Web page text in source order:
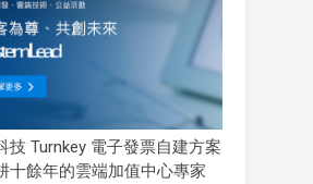
技 Turnkey 電子發票自建方案
十餘年的雲端加值中心專家